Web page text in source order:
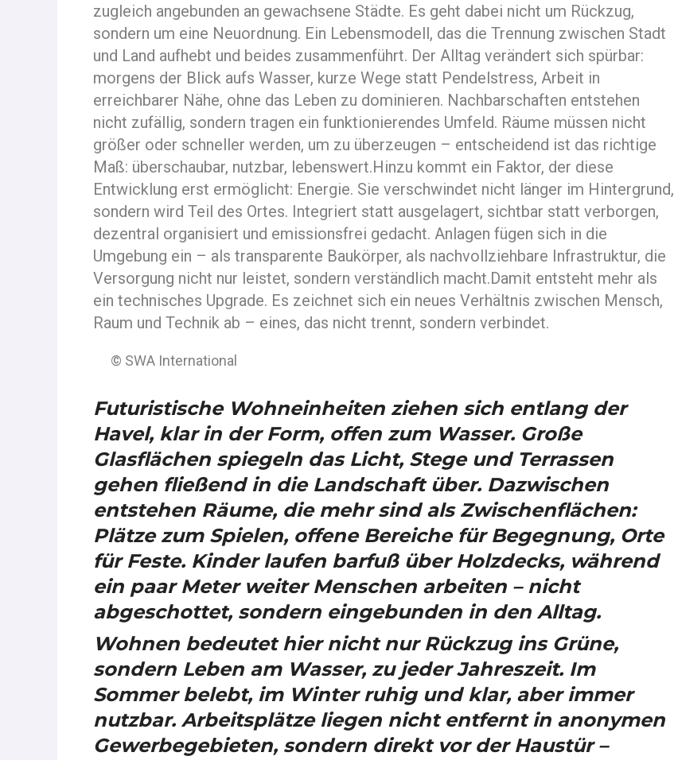
zugleich angebunden an gewachsene Städte. Es geht dabei nicht um Rückzug,
sondern um eine Neuordnung. Ein Lebensmodell, das die Trennung zwischen Stadt
und Land aufhebt und beides zusammenführt. Der Alltag verändert sich spürbar:
morgens der Blick aufs Wasser, kurze Wege statt Pendelstress, Arbeit in
erreichbarer Nähe, ohne das Leben zu dominieren. Nachbarschaften entstehen
nicht zufällig, sondern tragen ein funktionierendes Umfeld. Räume müssen nicht
größer oder schneller werden, um zu überzeugen – entscheidend ist das richtige
Maß: überschaubar, nutzbar, lebenswert.Hinzu kommt ein Faktor, der diese
Entwicklung erst ermöglicht: Energie. Sie verschwindet nicht länger im Hintergrund,
sondern wird Teil des Ortes. Integriert statt ausgelagert, sichtbar statt verborgen,
dezentral organisiert und emissionsfrei gedacht. Anlagen fügen sich in die
Umgebung ein – als transparente Baukörper, als nachvollziehbare Infrastruktur, die
Versorgung nicht nur leistet, sondern verständlich macht.Damit entsteht mehr als
ein technisches Upgrade. Es zeichnet sich ein neues Verhältnis zwischen Mensch,
Raum und Technik ab – eines, das nicht trennt, sondern verbindet.
© SWA International
Futuristische Wohneinheiten ziehen sich entlang der
Havel, klar in der Form, offen zum Wasser. Große
Glasflächen spiegeln das Licht, Stege und Terrassen
gehen fließend in die Landschaft über. Dazwischen
entstehen Räume, die mehr sind als Zwischenflächen:
Plätze zum Spielen, offene Bereiche für Begegnung, Orte
für Feste. Kinder laufen barfuß über Holzdecks, während
ein paar Meter weiter Menschen arbeiten – nicht
abgeschottet, sondern eingebunden in den Alltag.
Wohnen bedeutet hier nicht nur Rückzug ins Grüne,
sondern Leben am Wasser, zu jeder Jahreszeit. Im
Sommer belebt, im Winter ruhig und klar, aber immer
nutzbar. Arbeitsplätze liegen nicht entfernt in anonymen
Gewerbegebieten, sondern direkt vor der Haustür –